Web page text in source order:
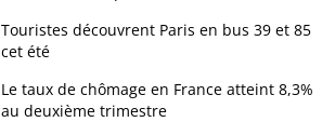
Touristes découvrent Paris en bus 39 et 85
cet été
Le taux de chômage en France atteint 8,3%
au deuxième trimestre